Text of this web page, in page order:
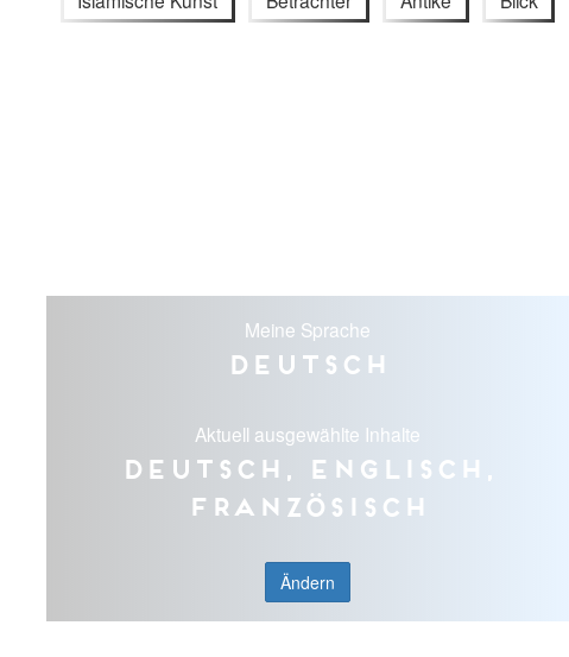
Meine Sprache
Deutsch
Aktuell ausgewählte Inhalte
Deutsch, Englisch,
Französisch
Ändern